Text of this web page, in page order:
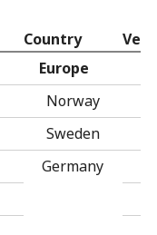
Country
Europe
Norway
Sweden
Germany